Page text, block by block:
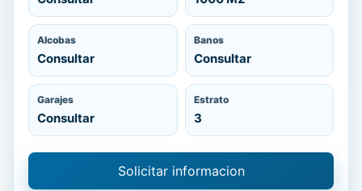
Alcobas
Consultar
Banos
Consultar
Garajes
Consultar
Estrato
3
Solicitar informacion